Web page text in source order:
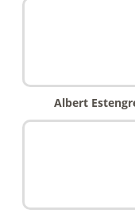
Albert